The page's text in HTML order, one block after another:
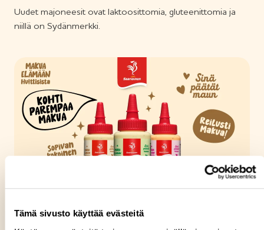
Tämä sivusto käyttää evästeitä
Uudet majoneesit ovat laktoosittomia, gluteenittomia ja
niillä on Sydänmerkki.